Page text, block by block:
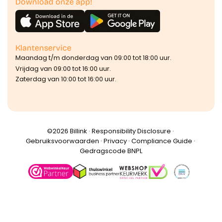
Klantenservice
Maandag t/m donderdag van 09:00 tot 18:00 uur.
Vrijdag van 09:00 tot 16:00 uur.
Zaterdag van 10:00 tot 16:00 uur.
©️2026 Billink · Responsibility Disclosure ·
Gebruiksvoorwaarden · Privacy· Compliance Guide ·
Gedragscode BNPL